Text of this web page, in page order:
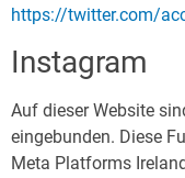
https://twitter.com/
Instagram
Auf dieser Website
eingebunden. Diese
Meta Platforms